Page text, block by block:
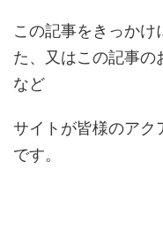
この記事をきっかけ
た、又はこの記事の
など
サイトが皆様のアク
です。